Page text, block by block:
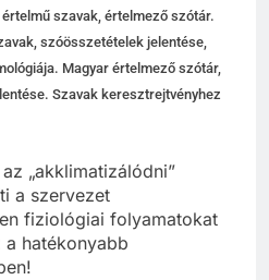
szavak, értelmező szótár.
szóösszetételek jelentése,
Magyar értelmező szótár,
Szavak keresztrejtvényhez
„akklimatizálódni”
a szervezet
fiziológiai folyamatokat
hatékonyabb